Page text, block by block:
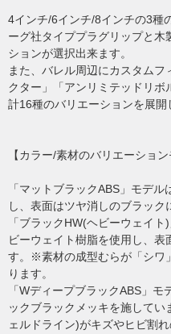
4インチ/6インチ/8インチの3種
ーグ社タイププラグリップと
ションが選択出来ます。
また、バレル周辺にカスタム
クター」「アンリミテッドリ
計16種のバリエーションを展開
【カラー/素材のバリエーション
「マットブラックABS」モデ
し、表面はツヤ消しのブラック
「ブラックHW(ヘビーウェイ
ビーウェイト樹脂を使用し、表
す。※素材の成型むらが「シワ
ります。
「WディープブラックABS」
ックブラックメッキを施して
ェルドライン)がキズやヒビ割